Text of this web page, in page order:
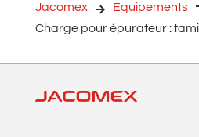
a
i
:
Jacomex
Equipements
Charge pour épurateur :